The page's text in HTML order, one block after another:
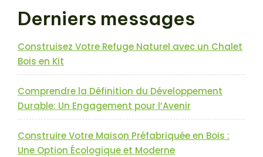
Derniers messages
Construisez Votre Refuge Naturel avec un Chalet
Bois en Kit
Comprendre la Définition du Développement
Durable: Un Engagement pour l’Avenir
Construire Votre Maison Préfabriquée en Bois :
Une Option Écologique et Moderne